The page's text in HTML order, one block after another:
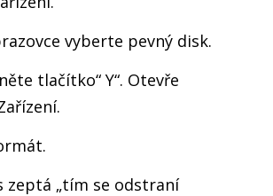
vyberte pevný disk.
tlačítko“ Y“. Otevře
zeptá „tím se odstraní